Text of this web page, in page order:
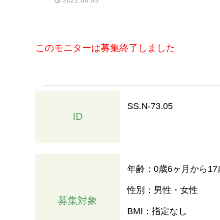
このモニターは募集終了しました
ID
SS.N-73.05
募集対象
年齢：0歳6ヶ月から17
性別：男性・女性
BMI：指定なし